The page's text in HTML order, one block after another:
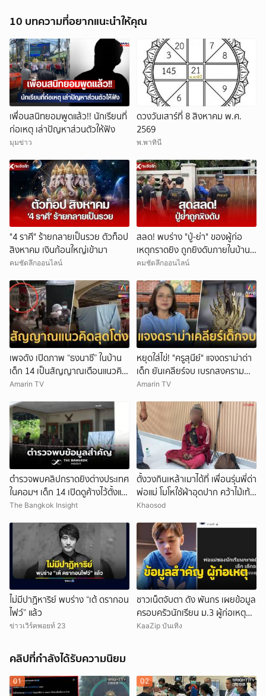
10 บทความที่อยากแนะนำให้คุณ
เพื่อนสนิทยอมพูดแล้ว!! นักเรียนที่
ก่อเหตุ เล่าปัญหาส่วนตัวให้ฟัง
มุมข่าว
ดวงวันเสาร์ที่ 8 สิงหาคม พ.ศ.
2569
พ.พาทินี
"4 ราศี" ร้ายกลายเป็นรวย ตัวท็อป
สิงหาคม เงินก้อนใหญ่เข้ามา
คมชัดลึกออนไลน์
สลด! พบร่าง "ปู่-ย่า" ของผู้ก่อ
เหตุกราดยิง ถูกยิงดับภายในบ้าน
พัก
คมชัดลึกออนไลน์
เพจดัง เปิดภาพ “ธงนาซี” ในบ้าน
เด็ก 14 เป็นสัญญาณเตือนแนวคิด
สุดโต่ง
Amarin TV
หยุดใส่ไข่! "ครูสุนีย์" แจงดราม่าด่า
เด็ก ยันเคลียร์จบ เบรกสงคราม
Gen
Amarin TV
ตำรวจพบคลิปกราดยิงต่างประเทศ
ในคอมฯ เด็ก 14 เปิดดูค้างไว้ตั้งแต่
วันที่ 30 ก.ค.
The Bangkok Insight
ตั้งวงกินเหล้าเมาได้ที่ เพื่อนรุ่นพี่ด่า
พ่อแม่ โมโหใช้ผ้าอุดปาก คว้าไม้เท้า
กระหน่ำฟาดเสียชีวิต
Khaosod
ไม่มีปาฏิหาริย์ พบร่าง “เต้ ดรากอน
ไฟว์” แล้ว
ข่าวเวิร์คพอยท์ 23
ชาวเน็ตจับตา ดัง พันกร เผยข้อมูล
ครอบครัวนักเรียน ม.3 ผู้ก่อเหตุ
และที่มาอาวุธ
KaaZip บันเทิง
คลิปที่กำลังได้รับความนิยม
01 02